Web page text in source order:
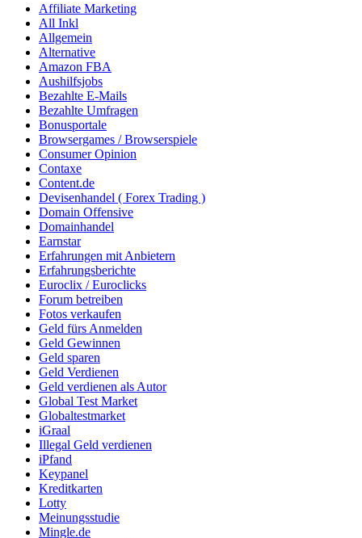
Affiliate Marketing
All Inkl
Allgemein
Alternative
Amazon FBA
Aushilfsjobs
Bezahlte E-Mails
Bezahlte Umfragen
Bonusportale
Browsergames / Browserspiele
Consumer Opinion
Contaxe
Content.de
Devisenhandel ( Forex Trading )
Domain Offensive
Domainhandel
Earnstar
Erfahrungen mit Anbietern
Erfahrungsberichte
Euroclix / Euroclicks
Forum betreiben
Fotos verkaufen
Geld fürs Anmelden
Geld Gewinnen
Geld sparen
Geld Verdienen
Geld verdienen als Autor
Global Test Market
Globaltestmarket
iGraal
Illegal Geld verdienen
iPfand
Keypanel
Kreditkarten
Lotty
Meinungsstudie
Mingle.de